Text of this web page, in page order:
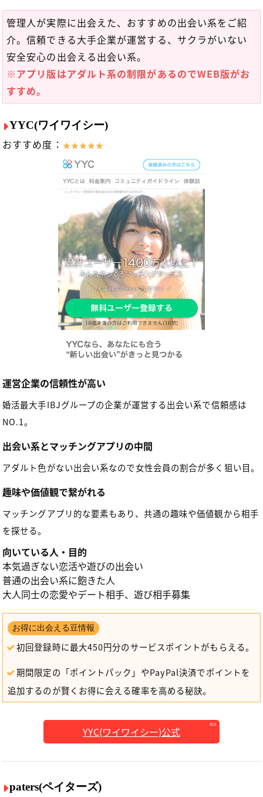
管理人が実際に出会えた、おすすめの出会い系をご紹
介。信頼できる大手企業が運営する、サクラがいない
安全安心の出会える出会い系。
※アプリ版はアダルト系の制限があるのでWEB版がお
すすめ。
YYC(ワイワイシー)
おすすめ度：
運営企業の信頼性が高い
婚活最大手IBJグループの企業が運営する出会い系で信頼感は
NO.1。
出会い系とマッチングアプリの中間
アダルト色がない出会い系なので女性会員の割合が多く狙い目。
趣味や価値観で繋がれる
マッチングアプリ的な要素もあり、共通の趣味や価値観から相手
を探せる。
向いている人・目的
本気過ぎない恋活や遊びの出会い
普通の出会い系に飽きた人
大人同士の恋愛やデート相手、遊び相手募集
お得に出会える豆情報
初回登録時に最大450円分のサービスポイントがもらえる。
期間限定の「ポイントパック」やPayPal決済でポイントを
追加するのが賢くお得に会える確率を高める秘訣。
YYC(ワイワイシー)公式
paters(ペイターズ)